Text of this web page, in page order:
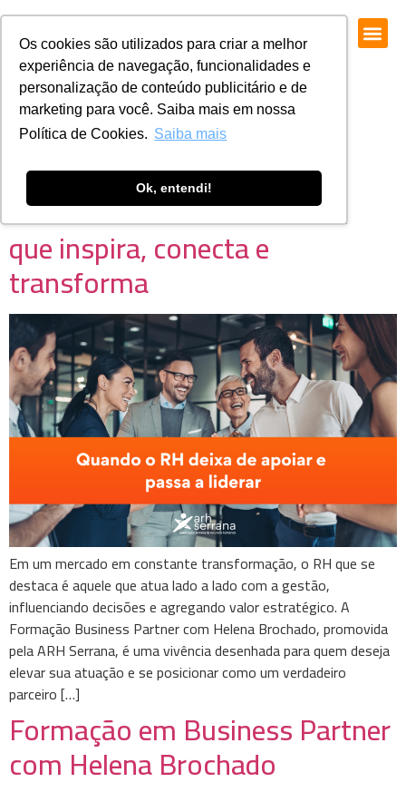
Os cookies são utilizados para criar a melhor
experiência de navegação, funcionalidades e
personalização de conteúdo publicitário e de
marketing para você. Saiba mais em nossa
Política de Cookies. Saiba mais
Ok, entendi!
Formação Business Partner
com Helena Brochado: o RH
que inspira, conecta e
transforma
Em um mercado em constante transformação, o RH que se
destaca é aquele que atua lado a lado com a gestão,
influenciando decisões e agregando valor estratégico. A
Formação Business Partner com Helena Brochado, promovida
pela ARH Serrana, é uma vivência desenhada para quem deseja
elevar sua atuação e se posicionar como um verdadeiro
parceiro […]
Formação em Business Partner
com Helena Brochado